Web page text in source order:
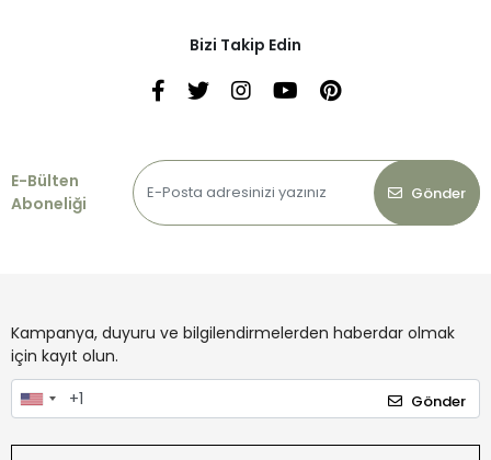
Bizi Takip Edin
E-Bülten
Aboneliği
Gönder
Kampanya, duyuru ve bilgilendirmelerden haberdar olmak
için kayıt olun.
Gönder